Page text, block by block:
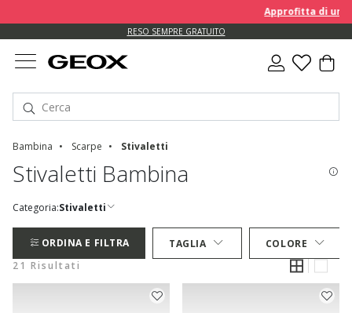
Approfitta di un
RESO SEMPRE GRATUITO
Bambina Scarpe Stivaletti
Stivaletti Bambina
Categoria:Stivaletti
ORDINA E FILTRA TAGLIA
COLORE
21 Risultati